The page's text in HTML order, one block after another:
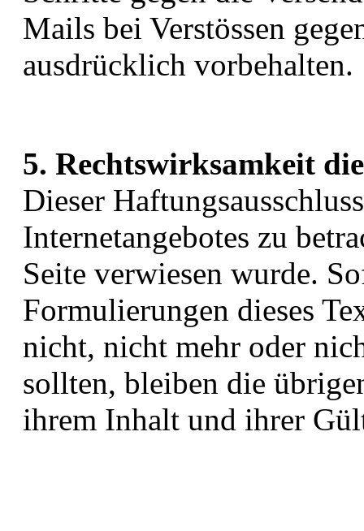
Mails bei Verstössen
ausdrücklich vorbehalten.
5. Rechtswirksamkeit
Dieser
Internetangebotes zu
Seite verwiesen wurde.
Formulierungen dieses
nicht, nicht mehr oder
sollten, bleiben die
ihrem Inhalt und ihrer